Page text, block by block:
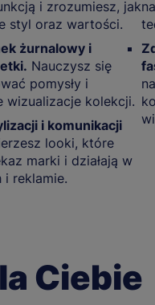
i zrozumiesz, jak
styl oraz wartości.
żurnalowy i
Nauczysz się
pomysły i
wizualizacje kolekcji.
i komunikacji
looki, które
marki i działają w
i reklamie.
Ciebie